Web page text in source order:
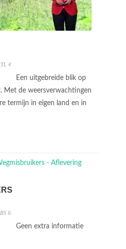
4
Een uitgebreide blik op
Met de weersverwachtingen
termijn in eigen land en in
6
Geen extra informatie